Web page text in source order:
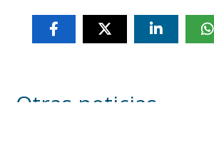
Otras noticias